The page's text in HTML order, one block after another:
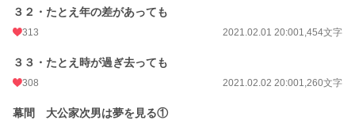
３２・たとえ年の差があっても
313 2021.02.01 20:001,454文字
３３・たとえ時が過ぎ去っても
308 2021.02.02 20:001,260文字
幕間 大公家次男は夢を見る①